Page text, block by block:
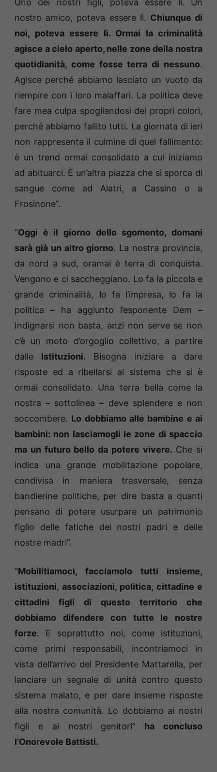
Uno dei nostri figli, poteva essere lì. Un
nostro amico, poteva essere lì. Chiunque di
noi, poteva essere lì. Ormai la criminalità
agisce a cielo aperto, nelle zone della nostra
quotidianità, come fosse terra di nessuno.
Agisce perché abbiamo lasciato un vuoto da
riempire con i loro malaffari. La politica deve
fare mea culpa spogliandosi dei propri colori,
perché abbiamo fallito tutti. La giornata di ieri
non rappresenta il culmine di quel fallimento:
è un trend ormai consolidato a cui iniziamo
ad abituarci. È un’altra piazza che si sporca di
sangue come ad Alatri, a Cassino o a
Frosinone”.
“Oggi è il giorno dello sgomento, domani
sarà già un altro giorno. La nostra provincia,
da nord a sud, oramai è terra di conquista.
Vengono e ci saccheggiano. Lo fa la piccola e
grande criminalità, lo fa l’impresa, lo fa la
politica – ha aggiunto l’esponente Dem –
Indignarsi non basta, anzi non serve se non
c’è un moto d’orgoglio collettivo, a partire
dalle Istituzioni. Bisogna iniziare a dare
risposte ed a ribellarsi al sistema che si è
ormai consolidato. Una terra bella come la
nostra – sottolinea – deve splendere e non
soccombere. Lo dobbiamo alle bambine e ai
bambini: non lasciamogli le zone di spaccio
ma un futuro bello da potere vivere. Che si
indica una grande mobilitazione popolare,
condivisa in maniera trasversale, senza
bandierine politiche, per dire basta a quanti
pensano di potere usurpare un patrimonio
figlio delle fatiche dei nostri padri e delle
nostre madri”.
“Mobilitiamoci, facciamolo tutti insieme,
istituzioni, associazioni, politica, cittadine e
cittadini figli di questo territorio che
dobbiamo difendere con tutte le nostre
forze. E soprattutto noi, come istituzioni,
come primi responsabili, incontriamoci in
vista dell’arrivo del Presidente Mattarella, per
lanciare un segnale di unità contro questo
sistema malato, e per dare insieme risposte
alla nostra comunità. Lo dobbiamo ai nostri
figli e ai nostri genitori” ha concluso
l’Onorevole Battisti.